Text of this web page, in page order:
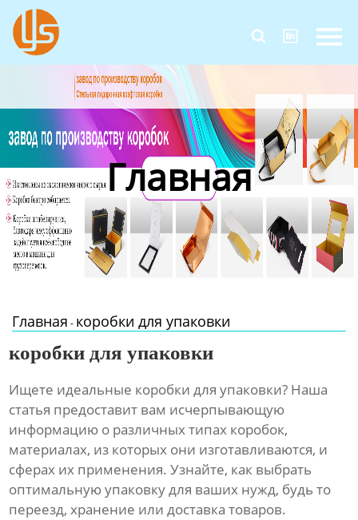
 
Главная
Продукция
О Нас
Контакты Главная
Главная - коробки для упаковки
коробки для упаковки
Ищете идеальные коробки для упаковки? Наша
статья предоставит вам исчерпывающую
информацию о различных типах коробок,
материалах, из которых они изготавливаются, и
сферах их применения. Узнайте, как выбрать
оптимальную упаковку для ваших нужд, будь то
переезд, хранение или доставка товаров.